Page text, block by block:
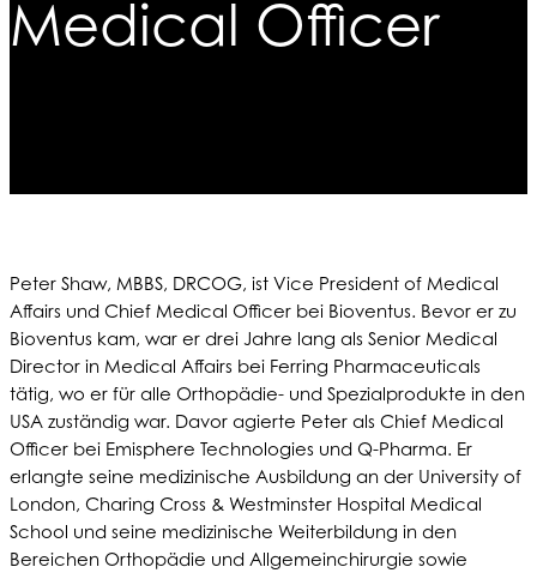
Medical Officer
Peter Shaw, MBBS, DRCOG, ist Vice President of Medical
Affairs und Chief Medical Officer bei Bioventus. Bevor er zu
Bioventus kam, war er drei Jahre lang als Senior Medical
Director in Medical Affairs bei Ferring Pharmaceuticals
tätig, wo er für alle Orthopädie- und Spezialprodukte in den
USA zuständig war. Davor agierte Peter als Chief Medical
Officer bei Emisphere Technologies und Q-Pharma. Er
erlangte seine medizinische Ausbildung an der University of
London, Charing Cross & Westminster Hospital Medical
School und seine medizinische Weiterbildung in den
Bereichen Orthopädie und Allgemeinchirurgie sowie